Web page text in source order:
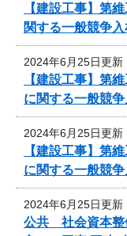
【建設工事】第
関する一般競争
2024年6月25日更新
【建設工事】第
に関する一般競
2024年6月25日更新
【建設工事】
に関する一般競
2024年6月25日更新
公共 社会資本整